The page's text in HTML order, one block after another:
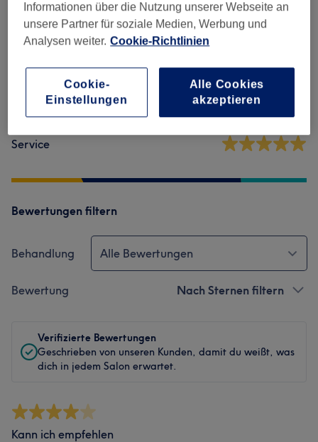
4,8
Service
Bewertungen filtern
Behandlung Alle Bewertungen
Bewertung Nach Sternen filtern
Verifizierte Bewertungen
Geschrieben von unseren Kunden, damit du weißt, was
dich in jedem Salon erwartet.
Kann ich empfehlen
Informationen über die Nutzung unserer Webseite an
unsere Partner für soziale Medien, Werbung und
Analysen weiter. Cookie-Richtlinien
Cookie-
Einstellungen
Alle Cookies
akzeptieren